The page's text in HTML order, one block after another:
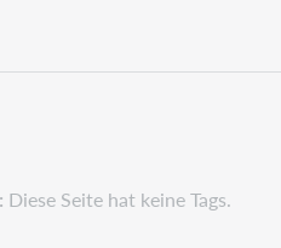
Diese Seite hat keine Tags.